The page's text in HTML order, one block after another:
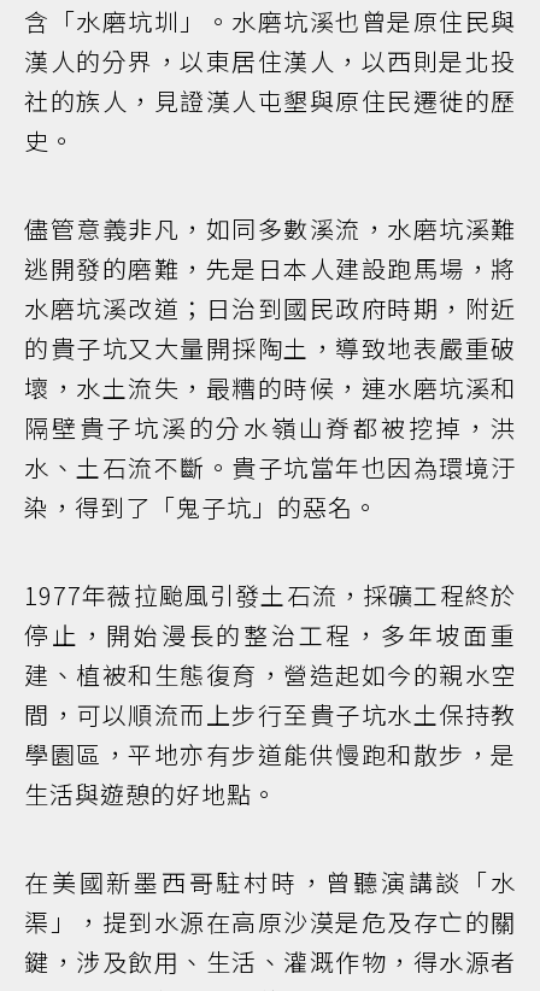
含「水磨坑圳」。水磨坑溪也曾是原住民與
漢人的分界，以東居住漢人，以西則是北投
社的族人，見證漢人屯墾與原住民遷徙的歷
史。
儘管意義非凡，如同多數溪流，水磨坑溪難
逃開發的磨難，先是日本人建設跑馬場，將
水磨坑溪改道；日治到國民政府時期，附近
的貴子坑又大量開採陶土，導致地表嚴重破
壞，水土流失，最糟的時候，連水磨坑溪和
隔壁貴子坑溪的分水嶺山脊都被挖掉，洪
水、土石流不斷。貴子坑當年也因為環境汙
染，得到了「鬼子坑」的惡名。
1977年薇拉颱風引發土石流，採礦工程終於
停止，開始漫長的整治工程，多年坡面重
建、植被和生態復育，營造起如今的親水空
間，可以順流而上步行至貴子坑水土保持教
學園區，平地亦有步道能供慢跑和散步，是
生活與遊憩的好地點。
在美國新墨西哥駐村時，曾聽演講談「水
渠」，提到水源在高原沙漠是危及存亡的關
鍵，涉及飲用、生活、灌溉作物，得水源者